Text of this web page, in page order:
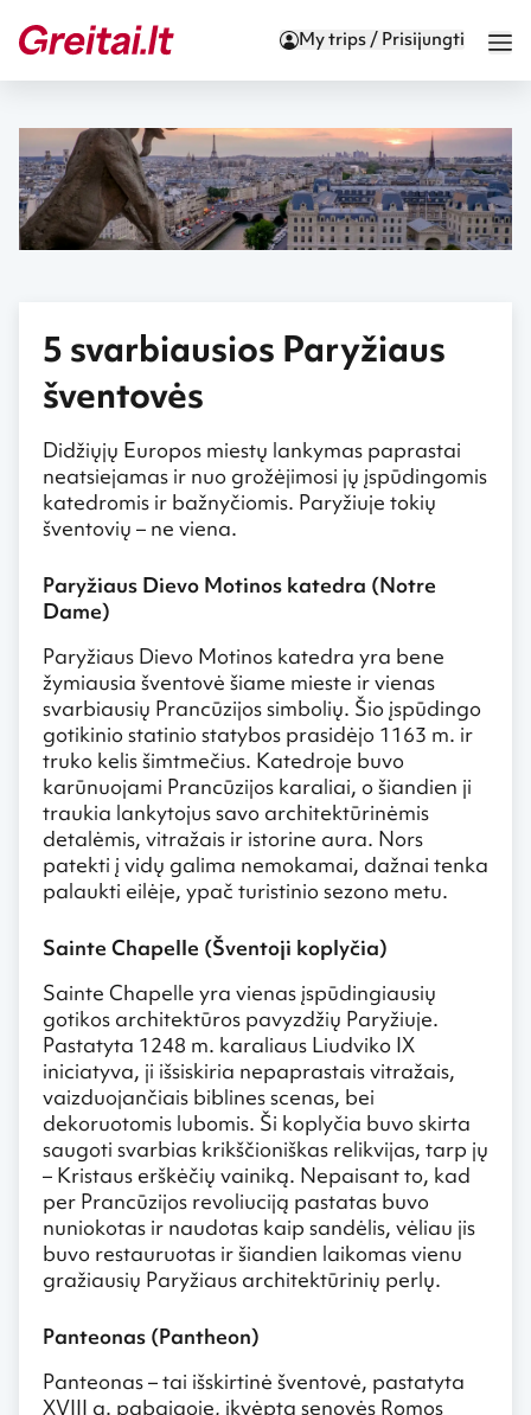
My trips / Prisijungti
5 svarbiausios Paryžiaus
šventovės
Didžiųjų Europos miestų lankymas paprastai
neatsiejamas ir nuo grožėjimosi jų įspūdingomis
katedromis ir bažnyčiomis. Paryžiuje tokių
šventovių – ne viena.
Paryžiaus Dievo Motinos katedra (Notre
Dame)
Paryžiaus Dievo Motinos katedra yra bene
žymiausia šventovė šiame mieste ir vienas
svarbiausių Prancūzijos simbolių. Šio įspūdingo
gotikinio statinio statybos prasidėjo 1163 m. ir
truko kelis šimtmečius. Katedroje buvo
karūnuojami Prancūzijos karaliai, o šiandien ji
traukia lankytojus savo architektūrinėmis
detalėmis, vitražais ir istorine aura. Nors
patekti į vidų galima nemokamai, dažnai tenka
palaukti eilėje, ypač turistinio sezono metu.
Sainte Chapelle (Šventoji koplyčia)
Sainte Chapelle yra vienas įspūdingiausių
gotikos architektūros pavyzdžių Paryžiuje.
Pastatyta 1248 m. karaliaus Liudviko IX
iniciatyva, ji išsiskiria nepaprastais vitražais,
vaizduojančiais biblines scenas, bei
dekoruotomis lubomis. Ši koplyčia buvo skirta
saugoti svarbias krikščioniškas relikvijas, tarp jų
– Kristaus erškėčių vainiką. Nepaisant to, kad
per Prancūzijos revoliuciją pastatas buvo
nuniokotas ir naudotas kaip sandėlis, vėliau jis
buvo restauruotas ir šiandien laikomas vienu
gražiausių Paryžiaus architektūrinių perlų.
Panteonas (Pantheon)
Panteonas – tai išskirtinė šventovė, pastatyta
XVIII a. pabaigoje, įkvėpta senovės Romos